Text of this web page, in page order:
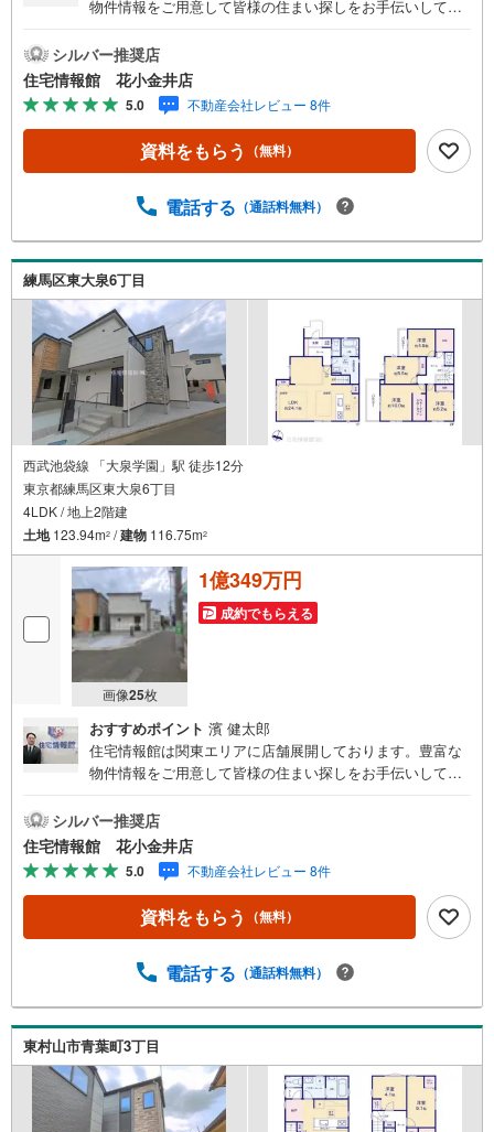
物件情報をご用意して皆様の住まい探しをお手伝いしてお
さい。【営業時間 10:00～19:00 火曜・水曜（祝日の場
合は営業いたします）】「資料請求」「内覧」のお問い合
わせは上記時間内ですとスムーズにご対応が可能です。ス
タッフ一同お客様のお問合せをお待ちしております。【住
宅ローン相談会】開催中無理のない住宅ローンの試算やご
購入の際にかかる諸費用の概算も行っております。しっか
気軽にご相談ください。お客様第一主義をモット-にお引越
実に努めさせて頂きます。住宅情報館にお越し頂けたら、
物件のご紹介だけではなく、お住まいの疑問、不安、お家
の事ならなんでもご相談いただけます。お客様の要望をお
伺いしながら誠心誠意、全力でサポートさせて頂きます。
お客様一人一人に合わせたライフプランのご提案をさせて
いただきます。お気軽にご相談ください。
シルバー推奨店
住宅情報館 花小金井店
5.0 不動産会社レビュー 8件
資料をもらう （無料）
電話する （通話料無料）
練馬区東大泉6丁目
西武池袋線 「大泉学園」駅 徒歩12分
東京都練馬区東大泉6丁目
4LDK / 地上2階建
土地123.94m2 /建物 116.75m2
画像25枚
1億349万円
成約でもらえる
おすすめポイント 濱 健太郎
住宅情報館は関東エリアに店舗展開しております。豊富な
物件情報をご用意して皆様の住まい探しをお手伝いしてお
さい。【営業時間 10:00～19:00 火曜・水曜（祝日の場
合は営業いたします）】「資料請求」「内覧」のお問い合
わせは上記時間内ですとスムーズにご対応が可能です。ス
タッフ一同お客様のお問合せをお待ちしております。【住
宅ローン相談会】開催中無理のない住宅ローンの試算やご
購入の際にかかる諸費用の概算も行っております。しっか
気軽にご相談ください。お客様第一主義をモット-にお引越
実に努めさせて頂きます。住宅情報館にお越し頂けたら、
物件のご紹介だけではなく、お住まいの疑問、不安、お家
の事ならなんでもご相談いただけます。お客様の要望をお
伺いしながら誠心誠意、全力でサポートさせて頂きます。
お客様一人一人に合わせたライフプランのご提案をさせて
いただきます。お気軽にご相談ください。
シルバー推奨店
住宅情報館 花小金井店
5.0 不動産会社レビュー 8件
資料をもらう （無料）
電話する （通話料無料）
東村山市青葉町3丁目